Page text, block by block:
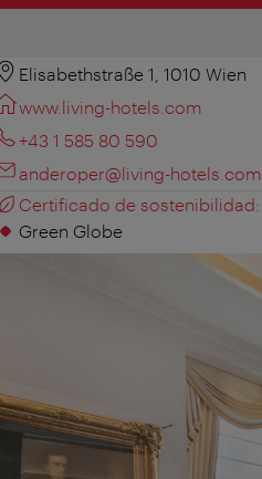
Elisabethstraße 1, 1010 Wien
www.living-hotels.com
+43 1 585 80 590
anderoper@living-hotels.com
Certificado de sostenibilidad:
Green Globe